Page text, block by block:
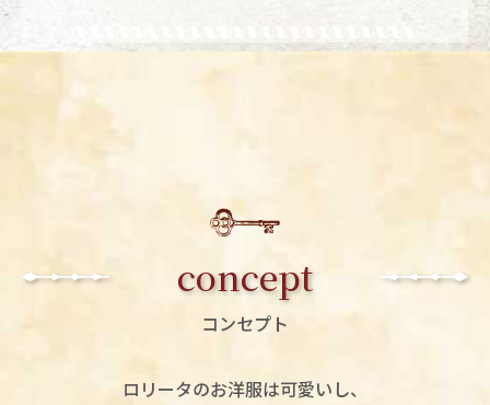
concept
コンセプト
ロリータのお洋服は可愛いし、